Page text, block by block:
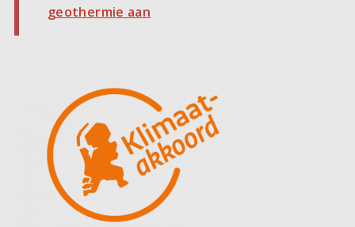
geothermie aan